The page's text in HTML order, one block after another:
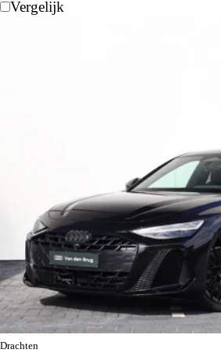
Vergelijk
Drachten